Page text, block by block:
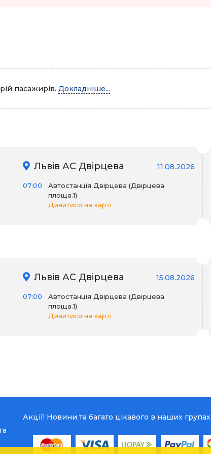
пасажирів. Докладніше...
Львів АС Двірцева 11.08.2026
07:00
Автостанція Двірцева (Двірцева
площа.1)
Дивитися на карті
Львів АС Двірцева 15.08.2026
07:00
Автостанція Двірцева (Двірцева
площа.1)
Дивитися на карті
Акції! Новини та багато цікавого в наших групах